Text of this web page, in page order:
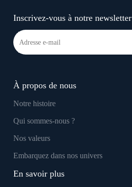
Inscrivez-vous à notre newsletter
À propos de nous
Notre histoire
Qui sommes-nous ?
Nos valeurs
Embarquez dans nos univers
En savoir plus